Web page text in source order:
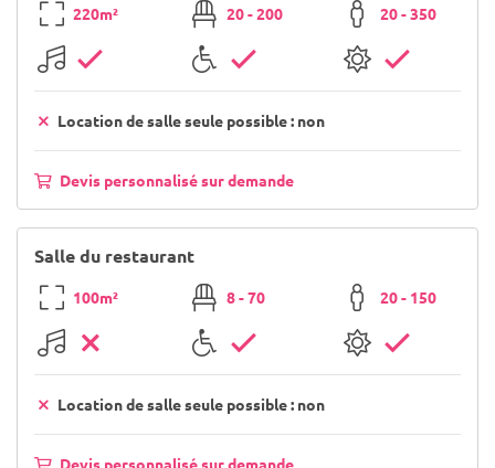
220m² 20 - 200 20 - 350
Location de salle seule possible : non
Devis personnalisé sur demande
Salle du restaurant
100m² 8 - 70 20 - 150
Location de salle seule possible : non
Devis personnalisé sur demande